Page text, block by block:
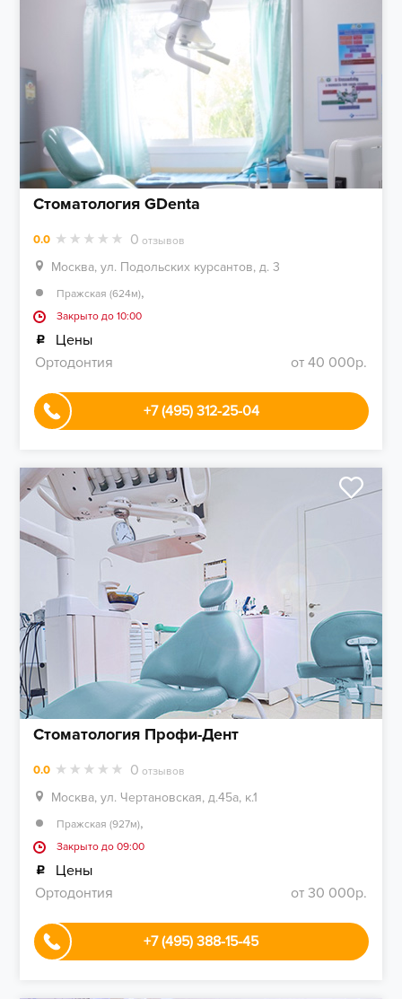
Стоматология GDenta
0.0 0 отзывов
Москва, ул. Подольских курсантов, д. 3
Пражская (624м),
Закрыто до 10:00
Цены
Ортодонтия
от 40 000р.
+7 (495) 312-25-04
Стоматология Профи-Дент
0.0 0 отзывов
Москва, ул. Чертановская, д.45а, к.1
Пражская (927м),
Закрыто до 09:00
Цены
Ортодонтия
от 30 000р.
+7 (495) 388-15-45